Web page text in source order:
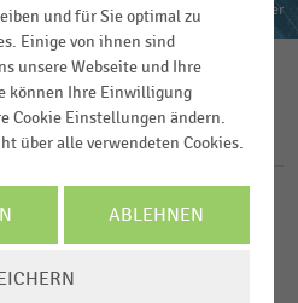
Powered by FACT-Finder
Fund For Nature (WWF)
und für Sie optimal zu
Einige von ihnen sind
unsere Webseite und Ihre
können Ihre Einwilligung
Cookie Einstellungen ändern.
über alle verwendeten Cookies.
ABLEHNEN